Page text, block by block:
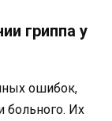
гриппа у
ошибок,
больного. Их